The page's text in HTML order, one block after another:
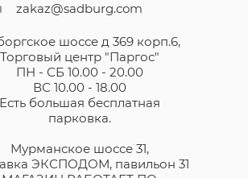
zakaz@sadburg.com
шоссе д 369 корп.6,
Торговый центр "Паргос"
ПН - СБ 10.00 - 20.00
ВС 10.00 - 18.00
Есть большая бесплатная
парковка.
Мурманское шоссе 31,
ЭКСПОДОМ, павильон 31